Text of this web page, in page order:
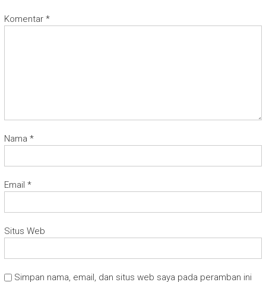
Komentar *
Nama *
Email *
Situs Web
Simpan nama, email, dan situs web saya pada peramban ini